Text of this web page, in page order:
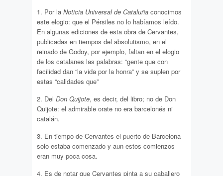
1. Por la Noticia Universal de Cataluña conocimos
este elogio: que el Pérsiles no lo habíamos leído.
En algunas ediciones de esta obra de Cervantes,
publicadas en tiempos del absolutismo, en el
reinado de Godoy, por ejemplo, faltan en el elogio
de los catalanes las palabras: “gente que con
facilidad dan “la vida por la honra” y se suplen por
estas “calidades que”
2. Del Don Quijote, es decir, del libro; no de Don
Quijote: el admirable orate no era barcelonés ni
catalán.
3. En tiempo de Cervantes el puerto de Barcelona
solo estaba comenzado y aun estos comienzos
eran muy poca cosa.
4. Es de notar que Cervantes pinta a su caballero